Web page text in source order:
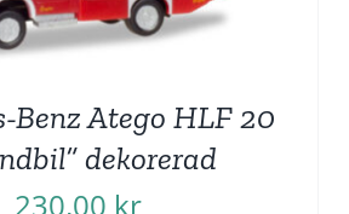
Benz Atego HLF 20
dekorerad
230,00 kr